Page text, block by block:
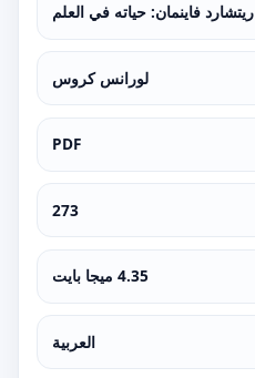
ريتشارد فاينمان: حياته في العلم
لورانس كروس
PDF
273
4.35 ميجا بايت
العربية